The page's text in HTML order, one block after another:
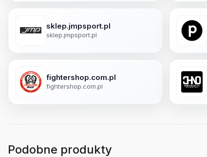
sklep.jmpsport.pl
sklep.jmpsport.pl
fightershop.com.pl
fightershop.com.pl
Podobne produkty